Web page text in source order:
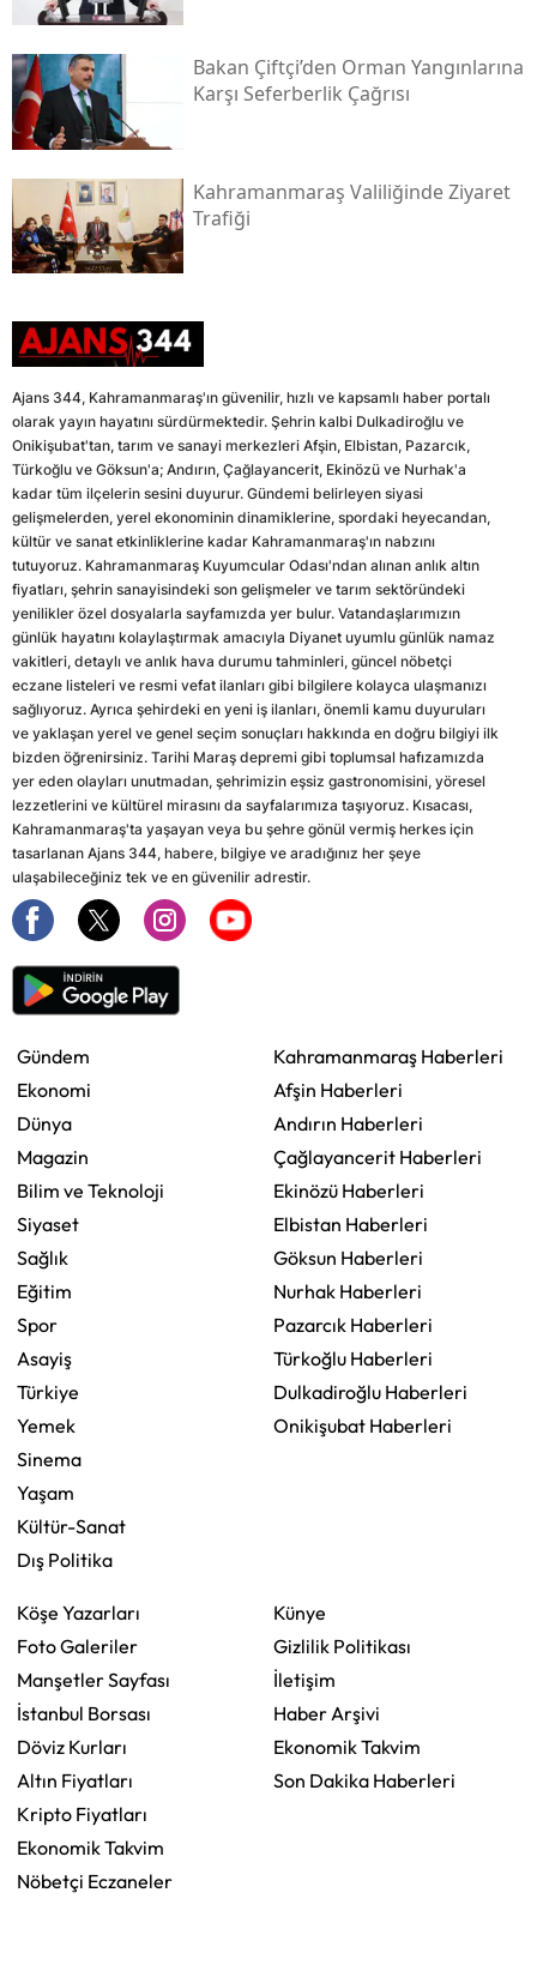
Bakan Çiftçi’den Orman Yangınlarına
Karşı Seferberlik Çağrısı
Kahramanmaraş Valiliğinde Ziyaret
Trafiği
Ajans 344, Kahramanmaraş'ın güvenilir, hızlı ve kapsamlı haber portalı
olarak yayın hayatını sürdürmektedir. Şehrin kalbi Dulkadiroğlu ve
Onikişubat'tan, tarım ve sanayi merkezleri Afşin, Elbistan, Pazarcık,
Türkoğlu ve Göksun'a; Andırın, Çağlayancerit, Ekinözü ve Nurhak'a
kadar tüm ilçelerin sesini duyurur. Gündemi belirleyen siyasi
gelişmelerden, yerel ekonominin dinamiklerine, spordaki heyecandan,
kültür ve sanat etkinliklerine kadar Kahramanmaraş'ın nabzını
tutuyoruz. Kahramanmaraş Kuyumcular Odası'ndan alınan anlık altın
fiyatları, şehrin sanayisindeki son gelişmeler ve tarım sektöründeki
yenilikler özel dosyalarla sayfamızda yer bulur. Vatandaşlarımızın
günlük hayatını kolaylaştırmak amacıyla Diyanet uyumlu günlük namaz
vakitleri, detaylı ve anlık hava durumu tahminleri, güncel nöbetçi
eczane listeleri ve resmi vefat ilanları gibi bilgilere kolayca ulaşmanızı
sağlıyoruz. Ayrıca şehirdeki en yeni iş ilanları, önemli kamu duyuruları
ve yaklaşan yerel ve genel seçim sonuçları hakkında en doğru bilgiyi ilk
bizden öğrenirsiniz. Tarihi Maraş depremi gibi toplumsal hafızamızda
yer eden olayları unutmadan, şehrimizin eşsiz gastronomisini, yöresel
lezzetlerini ve kültürel mirasını da sayfalarımıza taşıyoruz. Kısacası,
Kahramanmaraş'ta yaşayan veya bu şehre gönül vermiş herkes için
tasarlanan Ajans 344, habere, bilgiye ve aradığınız her şeye
ulaşabileceğiniz tek ve en güvenilir adrestir.
Gündem
Ekonomi
Dünya
Magazin
Bilim ve Teknoloji
Siyaset
Sağlık
Eğitim
Spor
Asayiş
Türkiye
Yemek
Sinema
Yaşam
Kültür-Sanat
Dış Politika
Kahramanmaraş Haberleri
Afşin Haberleri
Andırın Haberleri
Çağlayancerit Haberleri
Ekinözü Haberleri
Elbistan Haberleri
Göksun Haberleri
Nurhak Haberleri
Pazarcık Haberleri
Türkoğlu Haberleri
Dulkadiroğlu Haberleri
Onikişubat Haberleri
Köşe Yazarları
Foto Galeriler
Manşetler Sayfası
İstanbul Borsası
Döviz Kurları
Altın Fiyatları
Kripto Fiyatları
Ekonomik Takvim
Nöbetçi Eczaneler
Künye
Gizlilik Politikası
İletişim
Haber Arşivi
Ekonomik Takvim
Son Dakika Haberleri